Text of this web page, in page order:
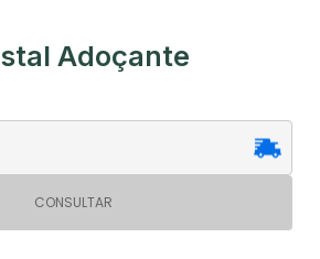
Adoçante
CONSULTAR